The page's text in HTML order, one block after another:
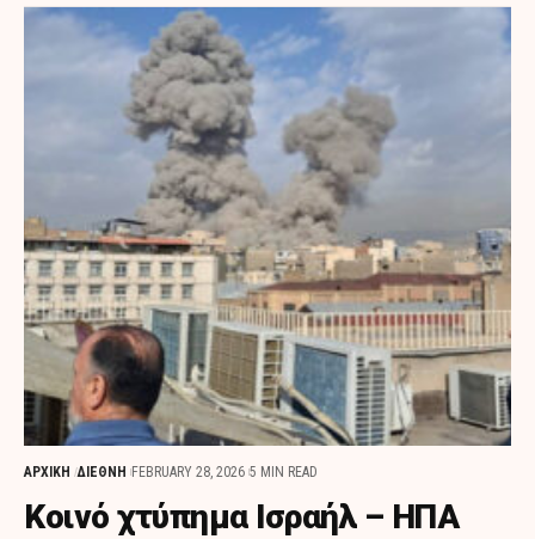
ΑΡΧΙΚΗ ΔΙΕΘΝΗ FEBRUARY 28, 2026 5 MIN READ
Κοινό χτύπημα Ισραήλ – ΗΠΑ